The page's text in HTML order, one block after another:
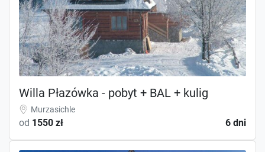
Willa Płazówka - pobyt + BAL + kulig
Murzasichle
od 1550 zł 6 dni